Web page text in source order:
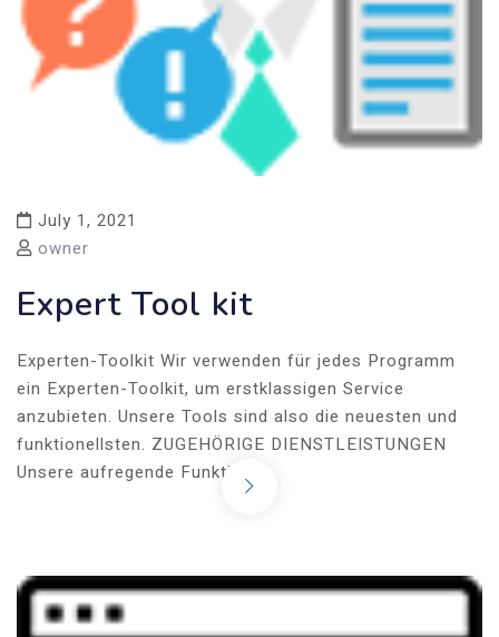
July 1, 2021
owner
Expert Tool kit
Experten-Toolkit Wir verwenden für jedes Programm
ein Experten-Toolkit, um erstklassigen Service
anzubieten. Unsere Tools sind also die neuesten und
funktionellsten. ZUGEHÖRIGE DIENSTLEISTUNGEN
Unsere aufregende Funktion…